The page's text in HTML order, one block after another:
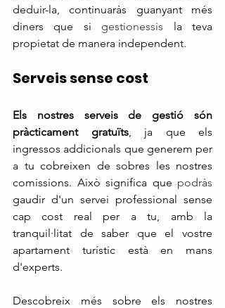
deduir-la, continuaràs guanyant més
diners que si gestionessis la teva
propietat de manera independent.
Serveis sense cost
Els nostres serveis de gestió són
pràcticament gratuïts, ja que els
ingressos addicionals que generem per
a tu cobreixen de sobres les nostres
comissions. Això significa que podràs
gaudir d'un servei professional sense
cap cost real per a tu, amb la
tranquil·litat de saber que el vostre
apartament turístic està en mans
d'experts.
Descobreix més sobre els nostres